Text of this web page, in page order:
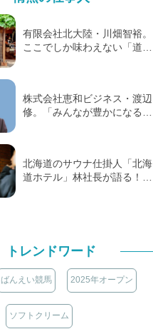
有限会社北大陸・川畑智裕。
ここでしか味わえない「道…
株式会社恵和ビジネス・渡辺
修。「みんなが豊かになる…
北海道のサウナ仕掛人「北海
道ホテル」林社長が語る！…
トレンドワード
ばんえい競馬 2025年オープン
ソフトクリーム